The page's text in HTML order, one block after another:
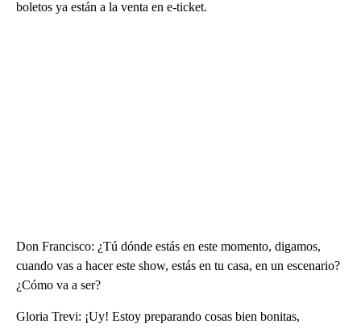
boletos ya están a la venta en e-ticket.
Don Francisco: ¿Tú dónde estás en este momento, digamos,
cuando vas a hacer este show, estás en tu casa, en un escenario?
¿Cómo va a ser?
Gloria Trevi: ¡Uy! Estoy preparando cosas bien bonitas,